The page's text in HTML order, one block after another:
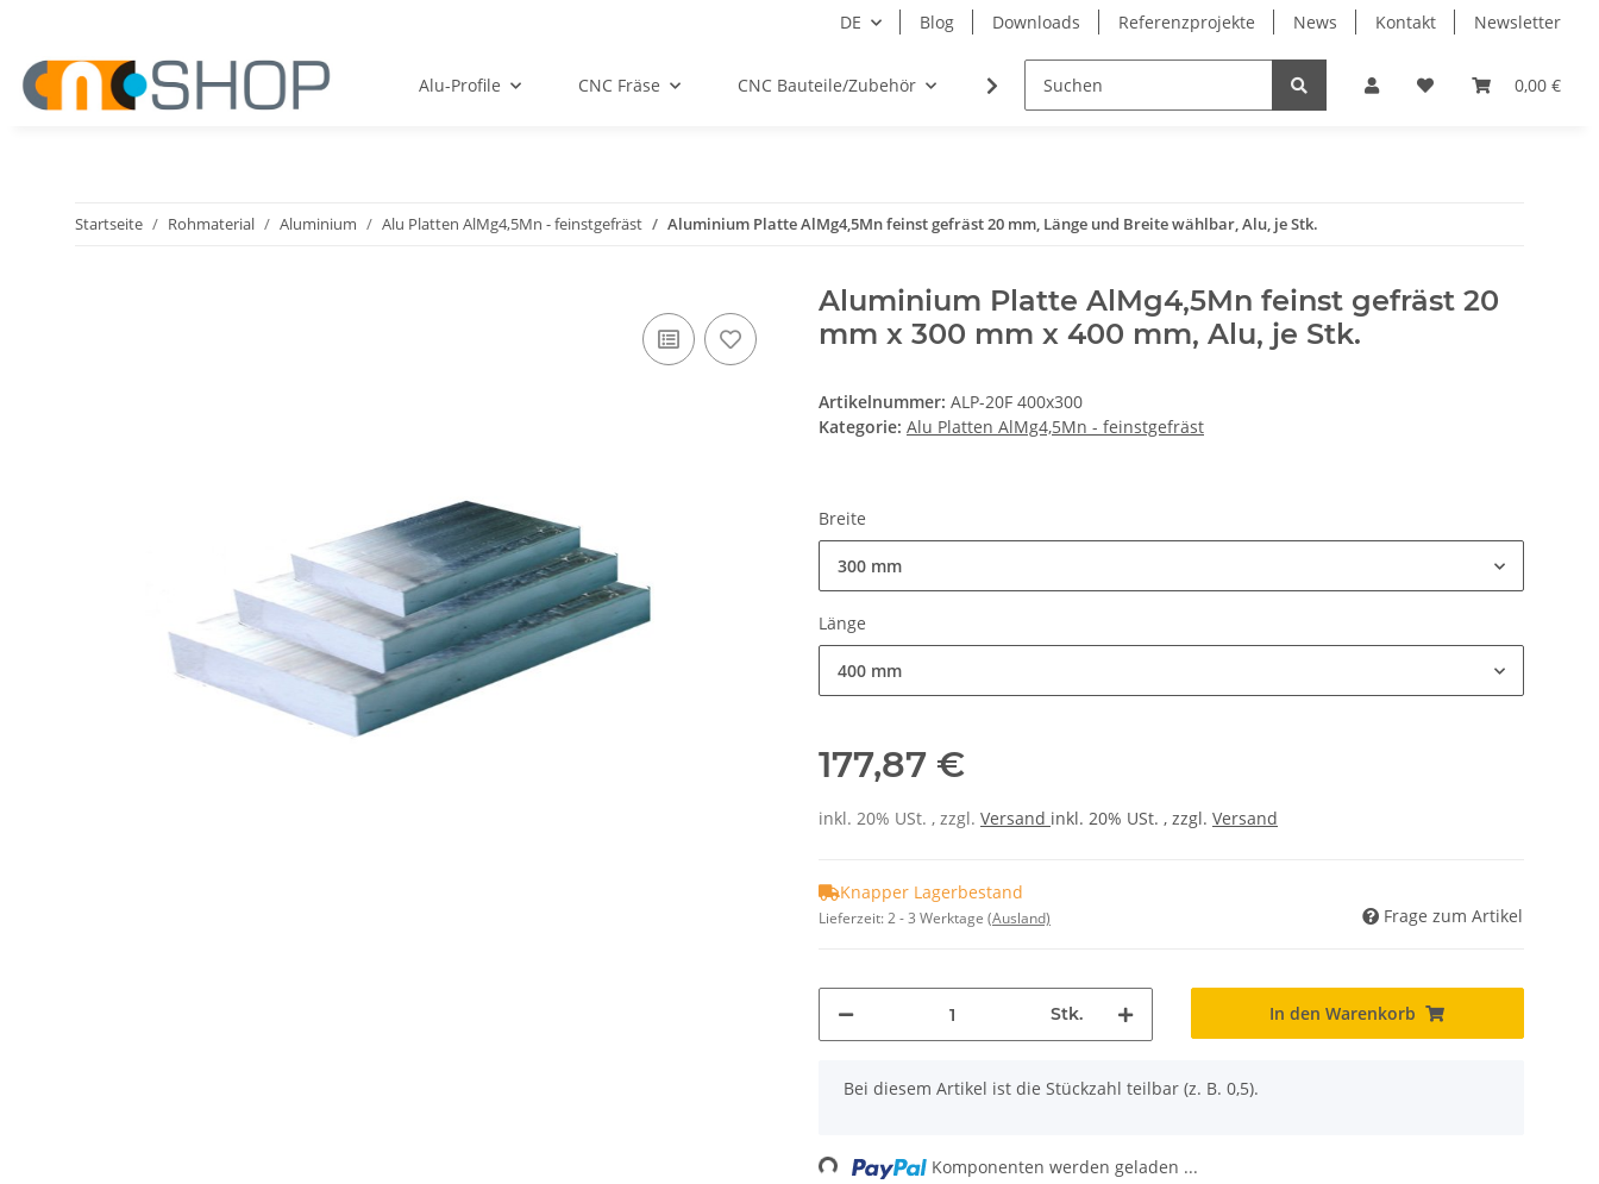
DE Blog Downloads Referenzprojekte News Kontakt Newsletter
0,00 €
Alu-Profile CNC Fräse CNC Bauteile/Zubehör Elektro Lagertechnik Lineartechnik
Startseite Rohmaterial Aluminium Alu Platten AlMg4,5Mn - feinstgefräst Aluminium Platte AlMg4,5Mn feinst gefräst 20 mm, Länge und Breite wählbar, Alu, je Stk.
Aluminium Platte AlMg4,5Mn feinst gefräst 20
mm x 300 mm x 400 mm, Alu, je Stk.
Artikelnummer: ALP-20F 400x300
Kategorie: Alu Platten AlMg4,5Mn - feinstgefräst
Breite
300 mm
Länge
400 mm
177,87 €
inkl. 20% USt. , zzgl. Versand inkl. 20% USt. , zzgl. Versand
Knapper Lagerbestand
Lieferzeit:2 - 3 Werktage (Ausland) Frage zum Artikel
Stk. In den Warenkorb
x
Bei diesem Artikel ist die Stückzahl teilbar (z. B. 0,5).
Komponenten werden geladen ...